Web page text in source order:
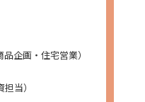
企画・住宅営業）
当）